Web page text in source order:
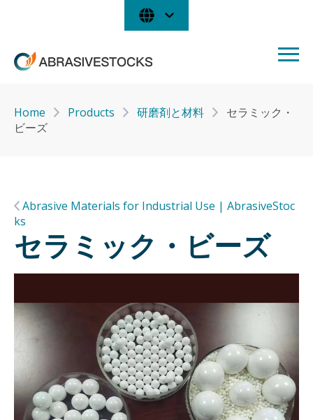
Home Products 研磨剤と材料
セラミック・
ビーズ
Abrasive Materials for Industrial Use | AbrasiveStoc
ks
セラミック・ビーズ